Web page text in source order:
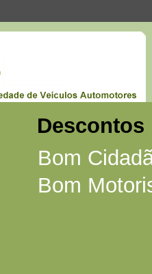
Descontos
Bom
Bom